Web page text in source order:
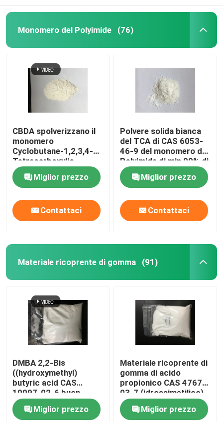
Monomero del Polyimide (76)
CBDA spolverizzano il
monomero
Cyclobutane-1,2,3,4-
Tetracarboxylic
Dianhydride del
Polyimide di CAS 4415-
87-6
Miglior prezzo
Contattaci
Polvere solida bianca
del TCA di CAS 6053-
46-9 del monomero del
Polyimide di min 99% di
purezza
Miglior prezzo
Contattaci
Materiale ricoprente di gomma (91)
DMBA 2,2-Bis
((hydroxymethyl)
butyric acid CAS
10097-02-6 buon
agente di collegamento
incrociato e idrofilico o
Miglior prezzo
Materiale ricoprente di
gomma di acido
propionico CAS 4767-
03-7 (idrossimetilico)
di DMPA 2,2-Bis
Miglior prezzo